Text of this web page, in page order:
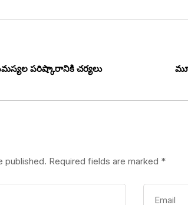
పరిష్కారానికి చర్యలు
published. Required fields are marked *